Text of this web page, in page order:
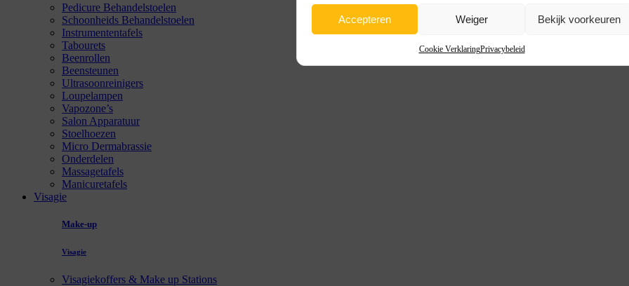
Accepteren Weiger Bekijk voorkeuren
Cookie VerklaringPrivacybeleid
Pedicure Behandelstoelen
Schoonheids Behandelstoelen
Instrumententafels
Tabourets
Beenrollen
Beensteunen
Ultrasoonreinigers
Loupelampen
Vapozone’s
Salon Apparatuur
Stoelhoezen
Micro Dermabrassie
Onderdelen
Massagetafels
Manicuretafels
Visagie
Make-up
Visagie
Visagiekoffers & Make up Stations